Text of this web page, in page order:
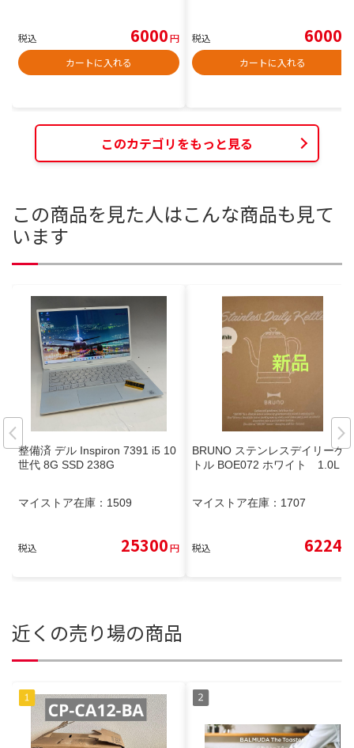
税込 6000円
カートに入れる
税込 6000
カートに入れる
このカテゴリをもっと見る
この商品を見た人はこんな商品も見て
います
整備済 デル Inspiron 7391 i5 10
世代 8G SSD 238G
マイストア在庫： 1509
税込 25300円
BRUNO ステンレスデイリーケ
トル BOE072 ホワイト 1.0L
マイストア在庫： 1707
税込 6224
近くの売り場の商品